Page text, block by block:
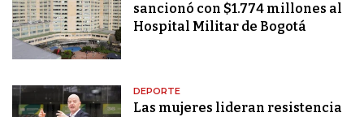
sancionó con $1.774 millones al
Hospital Militar de Bogotá
DEPORTE
Las mujeres lideran resistencia